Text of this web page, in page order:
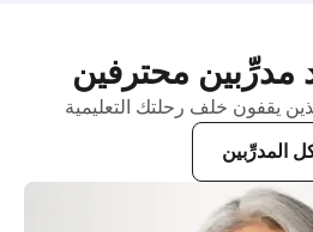
مدرِّبين محترفين
يقفون خلف رحلتك التعليمية
المدرِّبين